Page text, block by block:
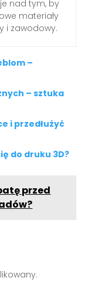
nad tym, by
materiały
i zawodowy.
–
– sztuka
i przedłużyć
do druku 3D?
przed